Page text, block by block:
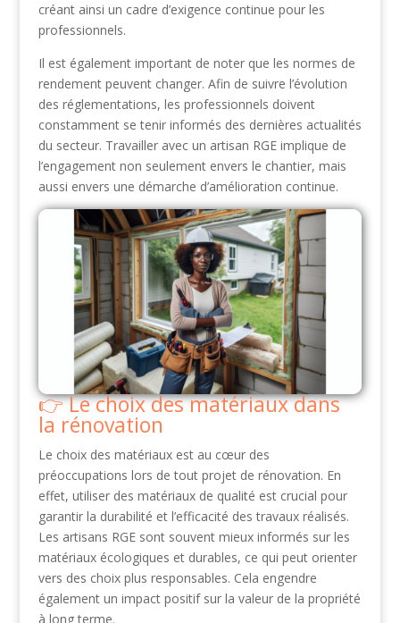
créant ainsi un cadre d’exigence continue pour les
professionnels.
Il est également important de noter que les normes de
rendement peuvent changer. Afin de suivre l’évolution
des réglementations, les professionnels doivent
constamment se tenir informés des dernières actualités
du secteur. Travailler avec un artisan RGE implique de
l’engagement non seulement envers le chantier, mais
aussi envers une démarche d’amélioration continue.
Le choix des matériaux dans
la rénovation
Le choix des matériaux est au cœur des
préoccupations lors de tout projet de rénovation. En
effet, utiliser des matériaux de qualité est crucial pour
garantir la durabilité et l’efficacité des travaux réalisés.
Les artisans RGE sont souvent mieux informés sur les
matériaux écologiques et durables, ce qui peut orienter
vers des choix plus responsables. Cela engendre
également un impact positif sur la valeur de la propriété
à long terme.